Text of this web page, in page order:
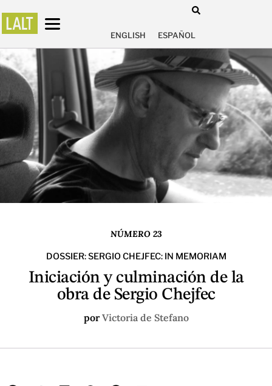
ENGLISH ESPAÑOL
NÚMERO 23
DOSSIER: SERGIO CHEJFEC: IN MEMORIAM
Iniciación y culminación de la
obra de Sergio Chejfec
porVictoria de Stefano